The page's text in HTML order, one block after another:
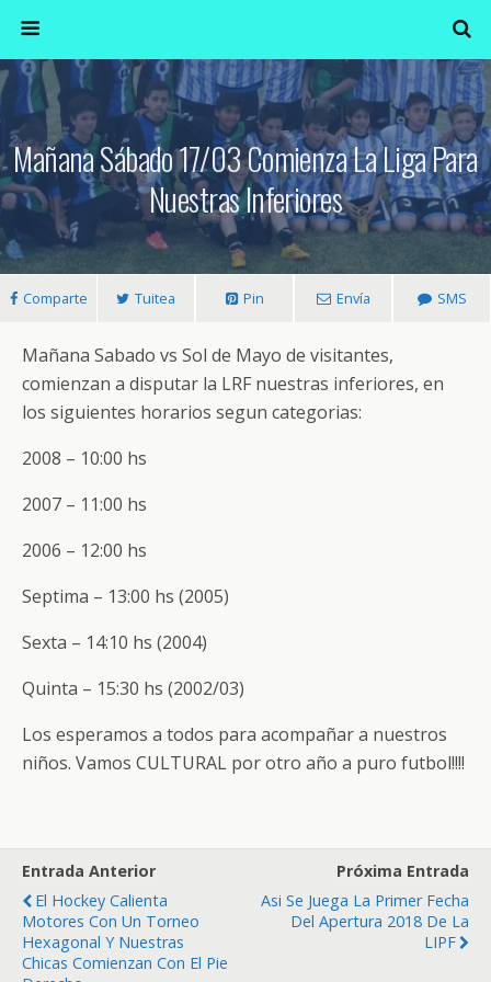
Mañana Sábado 17/03 Comienza La Liga Para
Nuestras Inferiores
Comparte Tuitea Pin Envía SMS
Mañana Sabado vs Sol de Mayo de visitantes,
comienzan a disputar la LRF nuestras inferiores, en
los siguientes horarios segun categorias:
2008 – 10:00 hs
2007 – 11:00 hs
2006 – 12:00 hs
Septima – 13:00 hs (2005)
Sexta – 14:10 hs (2004)
Quinta – 15:30 hs (2002/03)
Los esperamos a todos para acompañar a nuestros
niños. Vamos CULTURAL por otro año a puro futbol!!!!
Entrada Anterior
El Hockey Calienta
Motores Con Un Torneo
Hexagonal Y Nuestras
Chicas Comienzan Con El Pie
Próxima Entrada
Asi Se Juega La Primer Fecha
Del Apertura 2018 De La
LIPF